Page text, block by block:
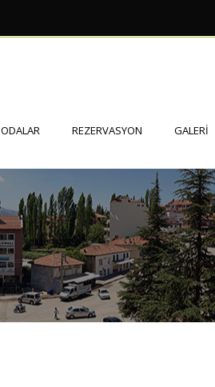
ODALAR REZERVASYON GALERI